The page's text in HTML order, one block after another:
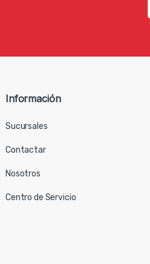
Información
Sucursales
Contactar
Nosotros
Centro de Servicio